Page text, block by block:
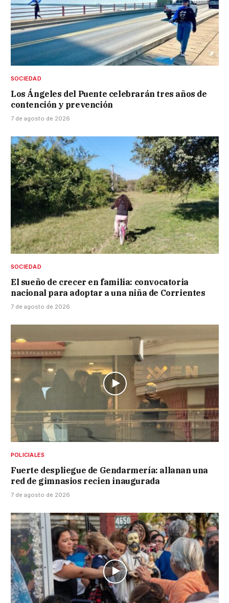
SOCIEDAD
Los Ángeles del Puente celebrarán tres años de
contención y prevención
7 de agosto de 2026
SOCIEDAD
El sueño de crecer en familia: convocatoria
nacional para adoptar a una niña de Corrientes
7 de agosto de 2026
POLICIALES
Fuerte despliegue de Gendarmería: allanan una
red de gimnasios recien inaugurada
7 de agosto de 2026